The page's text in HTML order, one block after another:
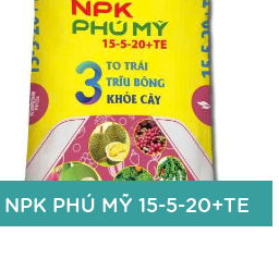
27% N
6% P2O5
6 % K2O
2,6% S
Zn+Fe+Bo: 100 ppm
Chi tiết
NPK PHÚ MỸ 15-5-20+TE